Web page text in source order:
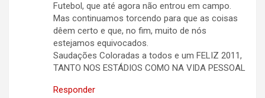
Futebol, que até agora não entrou em campo.
Mas continuamos torcendo para que as coisas
dêem certo e que, no fim, muito de nós
estejamos equivocados.
Saudações Coloradas a todos e um FELIZ 2011,
TANTO NOS ESTÁDIOS COMO NA VIDA PESSOAL
Responder